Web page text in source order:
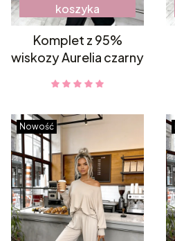
koszyka
Komplet z 95%
wiskozy Aurelia czarny
Nowość